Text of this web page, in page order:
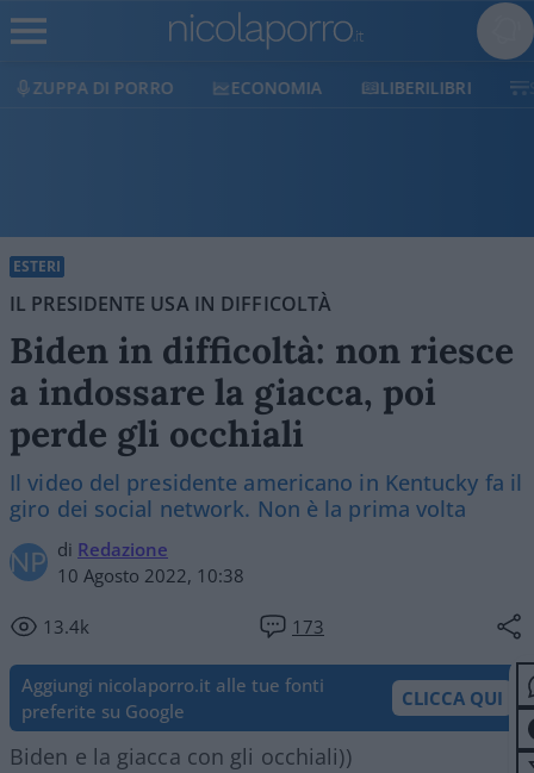
ECONOMIA LIBERILIBRI SHOP SOSTIENICI
ESTERI
IL PRESIDENTE USA IN DIFFICOLTÀ
Biden in difficoltà: non riesce
a indossare la giacca, poi
perde gli occhiali
Il video del presidente americano in Kentucky fa il
giro dei social network. Non è la prima volta
di Redazione
10 Agosto 2022, 10:38
13.4k 173
Aggiungi nicolaporro.it alle tue fonti
preferite su Google
CLICCA QUI
Biden e la giacca con gli occhiali))